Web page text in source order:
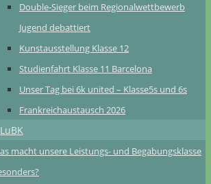
Double-Sieger beim Regionalwettbewerb
Jugend debattiert
Kunstausstellung Klasse 12
Studienfahrt Klasse 11 Barcelona
Unser Tag bei 6k united – Klasse5s und 6s
Frankreichaustausch 2026
macht unsere Leistungs- und Begabungsklasse